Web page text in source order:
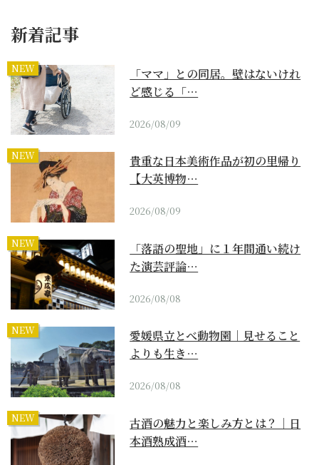
新着記事
NEW
「ママ」との同居。壁はないけれ
ど感じる「…
2026/08/09
NEW
貴重な日本美術作品が初の里帰り
【大英博物…
2026/08/09
NEW
「落語の聖地」に１年間通い続け
た演芸評論…
2026/08/08
NEW
愛媛県立とべ動物園｜見せること
よりも生き…
2026/08/08
NEW
古酒の魅力と楽しみ方とは？｜日
本酒熟成酒…